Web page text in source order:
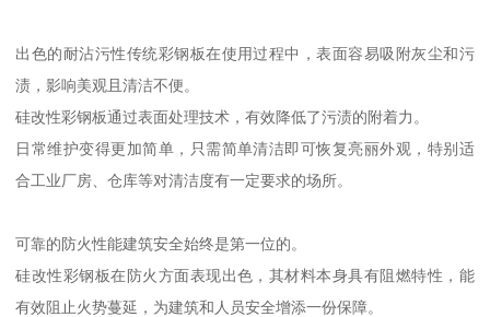
出色的耐沾污性传统彩钢板在使用过程中，表面容易吸附灰尘和污
渍，影响美观且清洁不便。
硅改性彩钢板通过表面处理技术，有效降低了污渍的附着力。
日常维护变得更加简单，只需简单清洁即可恢复亮丽外观，特别适
合工业厂房、仓库等对清洁度有一定要求的场所。
可靠的防火性能建筑安全始终是第一位的。
硅改性彩钢板在防火方面表现出色，其材料本身具有阻燃特性，能
有效阻止火势蔓延，为建筑和人员安全增添一份保障。